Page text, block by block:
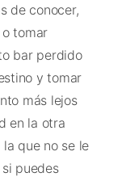
de conocer,
tomar
bar perdido
y tomar
más lejos
en la otra
que no se le
puedes